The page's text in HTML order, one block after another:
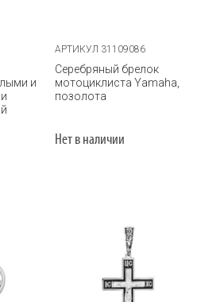
и
АРТИКУЛ 31109086
Серебряный брелок
мотоциклиста Yamaha,
позолота
Нет в наличии